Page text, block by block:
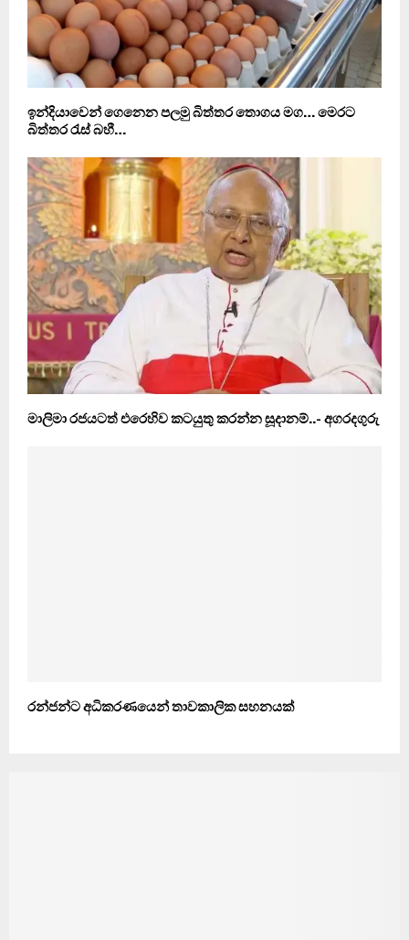
ඉන්දියාවෙන් ගෙනෙන පලමු බිත්තර තොගය මග… මෙරට
බිත්තර රැස් බහී…
මාලිමා රජයටත් එරෙහිව කටයුතු කරන්න සූදානම්..- අගරදගුරු
රන්ජන්ට අධිකරණයෙන් තාවකාලික සහනයක්